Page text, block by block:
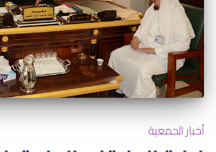
أخبار الجمعية